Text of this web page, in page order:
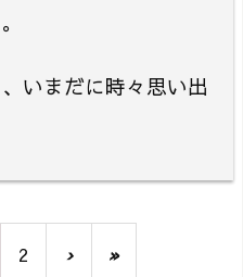
いまだに時々思い出
2 › »